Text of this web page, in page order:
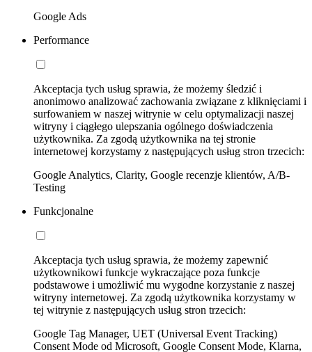
Google Ads
Performance
Akceptacja tych usług sprawia, że możemy śledzić i
anonimowo analizować zachowania związane z kliknięciami i
surfowaniem w naszej witrynie w celu optymalizacji naszej
witryny i ciągłego ulepszania ogólnego doświadczenia
użytkownika. Za zgodą użytkownika na tej stronie
internetowej korzystamy z następujących usług stron trzecich:
Google Analytics, Clarity, Google recenzje klientów, A/B-
Testing
Funkcjonalne
Akceptacja tych usług sprawia, że możemy zapewnić
użytkownikowi funkcje wykraczające poza funkcje
podstawowe i umożliwić mu wygodne korzystanie z naszej
witryny internetowej. Za zgodą użytkownika korzystamy w
tej witrynie z następujących usług stron trzecich:
Google Tag Manager, UET (Universal Event Tracking)
Consent Mode od Microsoft, Google Consent Mode, Klarna,